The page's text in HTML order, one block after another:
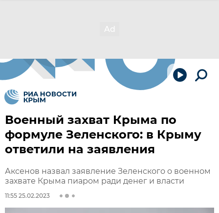
Военный захват Крыма по
формуле Зеленского: в Крыму
ответили на заявления
Аксенов назвал заявление Зеленского о военном
захвате Крыма пиаром ради денег и власти
11:55 25.02.2023